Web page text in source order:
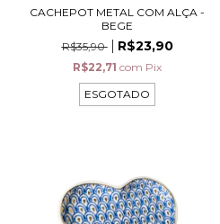
CACHEPOT METAL COM ALÇA -
BEGE
R$35,90
R$23,90
R$22,71 com Pix
ESGOTADO